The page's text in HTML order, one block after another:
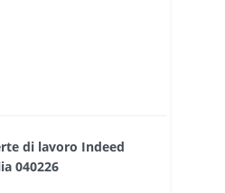
di lavoro Indeed
040226